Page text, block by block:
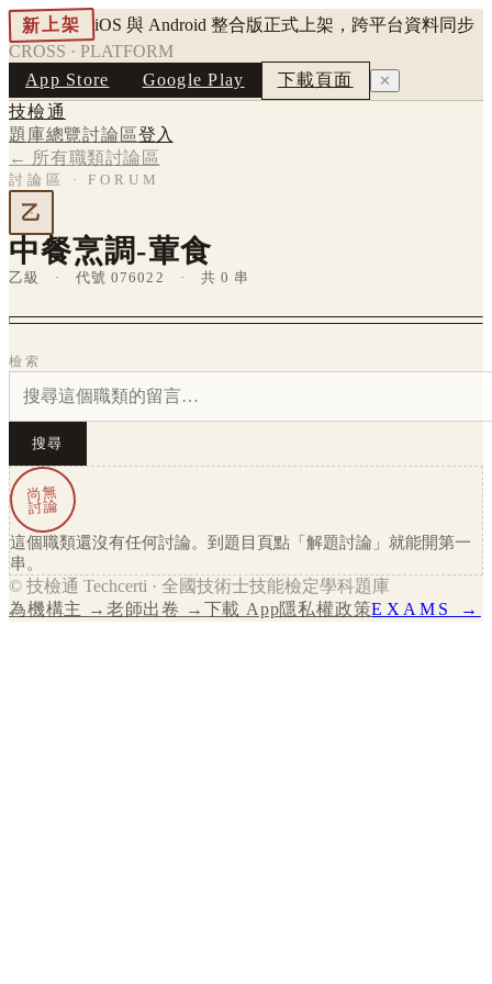
新上架
iOS 與 Android 整合版正式上架，跨平台資料同步
CROSS · PLATFORM
App Store
Google Play 下載頁面 ✕
技檢通
題庫總覽討論區登入
← 所有職類討論區
討論區 · FORUM
乙
中餐烹調-葷食
乙級 · 代號 076022 · 共 0 串
檢索
搜尋
尚無
討論
這個職類還沒有任何討論。到題目頁點「解題討論」就能開第一
串。
© 技檢通 Techcerti · 全國技術士技能檢定學科題庫
為機構主 → 老師出卷 → 下載 App隱私權政策EXAMS →